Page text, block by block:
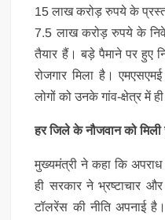
15 लाख करोड़ रुपये के
7.5 लाख करोड़ रुपये के
तैयार हैं। बड़े पैमाने पर हुए
रोजगार मिला है।
लोगों को उनके गांव-क्षेत्र में
हर जिले के नौजवान को मिली
मुख्यमंत्री ने कहा कि
ही सरकार ने भ्रष्टाचार और
टॉलरेंस की नीति अपनाई